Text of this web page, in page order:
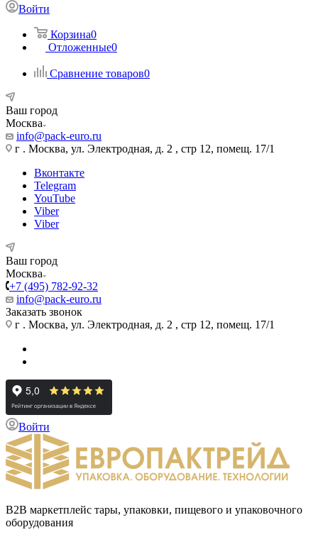
Войти
Корзина0
Отложенные0
Сравнение товаров0
Ваш город
Москва
info@pack-euro.ru
г . Москва, ул. Электродная, д. 2 , стр 12, помещ. 17/1
Вконтакте
Telegram
YouTube
Viber
Viber
Ваш город
Москва
+7 (495) 782-92-32
info@pack-euro.ru
Заказать звонок
г . Москва, ул. Электродная, д. 2 , стр 12, помещ. 17/1
Войти
B2B маркетплейс тары, упаковки, пищевого и упаковочного
оборудования